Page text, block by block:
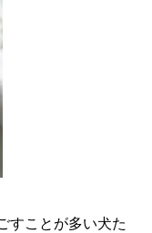
すことが多い犬た